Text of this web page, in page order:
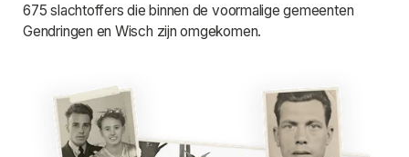
675 slachtoffers die binnen de voormalige gemeenten
Gendringen en Wisch zijn omgekomen.